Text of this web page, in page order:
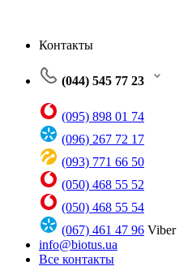
Контакты
(044) 545 77 23
(095) 898 01 74
(096) 267 72 17
(093) 771 66 50
(050) 468 55 52
(050) 468 55 54
(067) 461 47 96 Viber
info@biotus.ua
Все контакты